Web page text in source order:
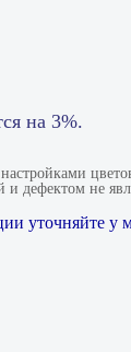
на 3%.
дефектом не
уточняйте у